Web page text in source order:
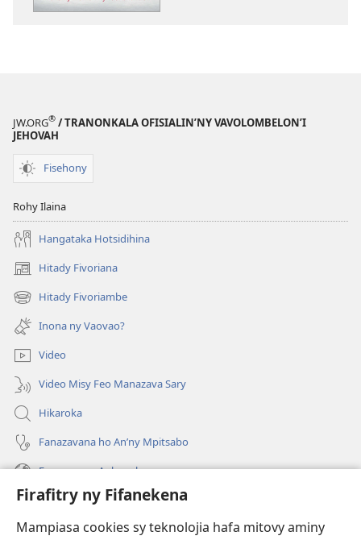
Firafitry ny Fifanekena
Mampiasa cookies sy teknolojia hafa mitovy aminy
JW.ORG® / TRANONKALA OFISIALIN’NY VAVOLOMBELON’I
JEHOVAH
Fisehony
Rohy Ilaina
Hangataka Hotsidihina
Hitady Fivoriana
(manokatra
rohy) Hitady Fivoriambe
(manokatra
rohy) Inona ny Vaovao?
Video
Video Misy Feo Manazava Sary
Hikaroka
Fanazavana ho An’ny Mpitsabo
Fanazavana Ankapobeny
Fanampiana